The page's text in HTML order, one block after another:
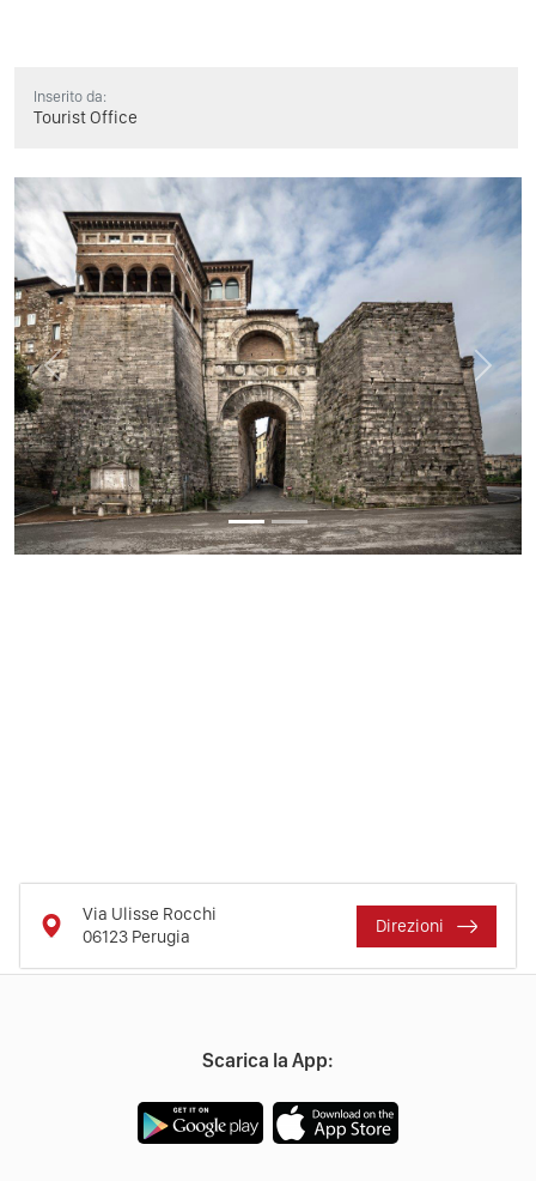
Inserito da:
Tourist Office
Previous Next
Via Ulisse Rocchi
06123 Perugia
Direzioni
Scarica la App: